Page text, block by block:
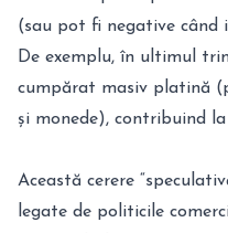
(sau pot fi negative când
De exemplu, în ultimul
cumpărat masiv platină
și monede), contribuind
Această cerere
legate de politicile